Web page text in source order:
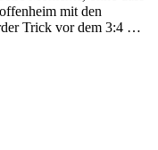
mit den
Trick vor dem 3:4 …